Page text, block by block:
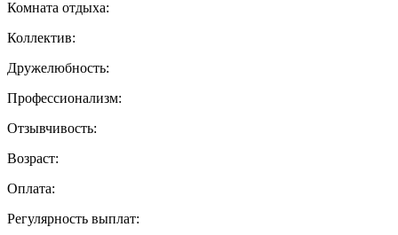
Комната отдыха:
Коллектив:
Дружелюбность:
Профессионализм:
Отзывчивость:
Возраст:
Оплата:
Регулярность выплат: